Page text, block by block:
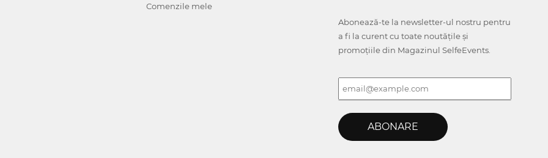
Comenzile mele
Abonează-te la newsletter-ul nostru pentru
a fi la curent cu toate noutățile și
promoțiile din Magazinul SelfeEvents.
ABONARE